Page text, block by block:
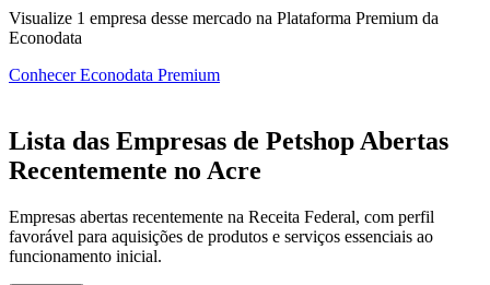
Visualize 1 empresa desse mercado na Plataforma Premium da
Econodata
Conhecer Econodata Premium
Lista das Empresas de Petshop Abertas
Recentemente no Acre
Empresas abertas recentemente na Receita Federal, com perfil
favorável para aquisições de produtos e serviços essenciais ao
funcionamento inicial.